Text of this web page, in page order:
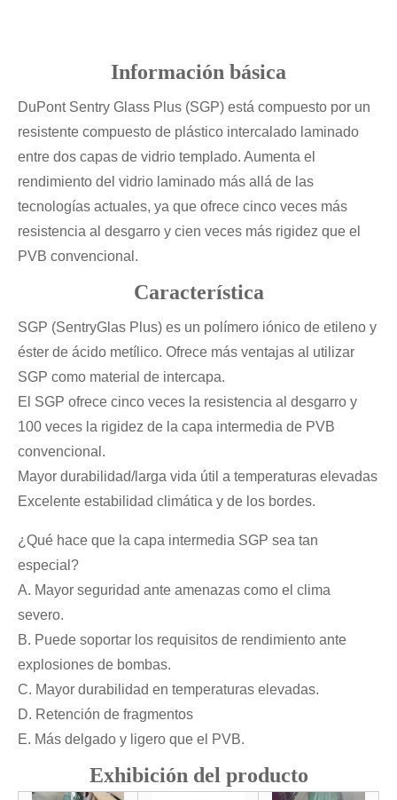
Información básica
DuPont Sentry Glass Plus (SGP) está compuesto por un
resistente compuesto de plástico intercalado laminado
entre dos capas de vidrio templado. Aumenta el
rendimiento del vidrio laminado más allá de las
tecnologías actuales, ya que ofrece cinco veces más
resistencia al desgarro y cien veces más rigidez que el
PVB convencional.
Característica
SGP (SentryGlas Plus) es un polímero iónico de etileno y
éster de ácido metílico. Ofrece más ventajas al utilizar
SGP como material de intercapa.
El SGP ofrece cinco veces la resistencia al desgarro y
100 veces la rigidez de la capa intermedia de PVB
convencional.
Mayor durabilidad/larga vida útil a temperaturas elevadas
Excelente estabilidad climática y de los bordes.
¿Qué hace que la capa intermedia SGP sea tan
especial?
A. Mayor seguridad ante amenazas como el clima
severo.
B. Puede soportar los requisitos de rendimiento ante
explosiones de bombas.
C. Mayor durabilidad en temperaturas elevadas.
D. Retención de fragmentos
E. Más delgado y ligero que el PVB.
Exhibición del producto